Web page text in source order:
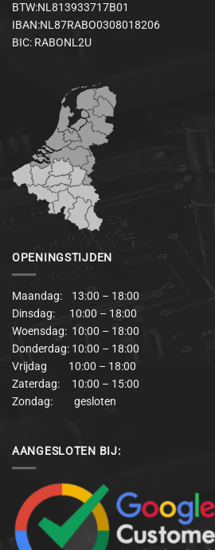
BTW:NL813933717B01
IBAN:NL87RABO0308018206
BIC: RABONL2U
OPENINGSTIJDEN
Maandag: 13:00 – 18:00
Dinsdag: 10:00 – 18:00
Woensdag: 10:00 – 18:00
Donderdag: 10:00 – 18:00
Vrijdag 10:00 – 18:00
Zaterdag: 10:00 – 15:00
Zondag: gesloten
AANGESLOTEN BIJ: